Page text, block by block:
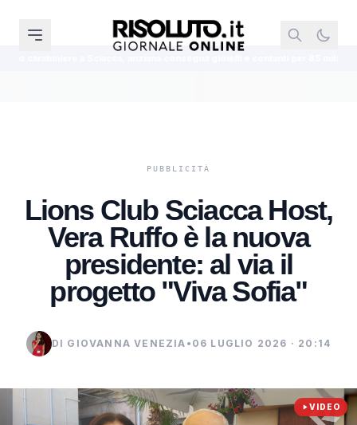
Lions Club Sciacca Host,
Vera Ruffo è la nuova
presidente: al via il
progetto "Viva Sofia"
DI GIOVANNA VENEZIA • 06 LUGLIO 2026 · 20:14
VIDEO